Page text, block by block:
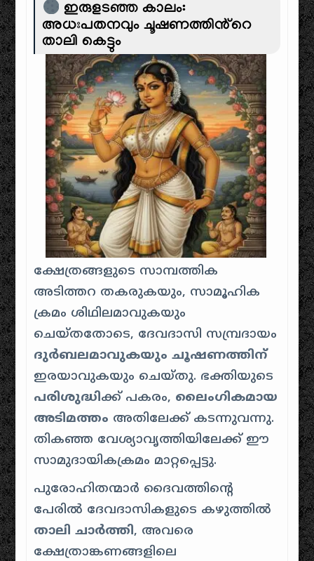
ഇരുളടഞ്ഞ കാലം:
അധഃപതനവും ചൂഷണത്തിൻ്റെ
താലി കെട്ടും
ക്ഷേത്രങ്ങളുടെ സാമ്പത്തിക
അടിത്തറ തകരുകയും, സാമൂഹിക
ക്രമം ശിഥിലമാവുകയും
ചെയ്തതോടെ, ദേവദാസി സമ്പ്രദായം
ദുർബലമാവുകയും ചൂഷണത്തിന്
ഇരയാവുകയും ചെയ്തു. ഭക്തിയുടെ
പരിശുദ്ധിക്ക് പകരം, ലൈംഗികമായ
അടിമത്തം അതിലേക്ക് കടന്നുവന്നു.
തികഞ്ഞ വേശ്യാവൃത്തിയിലേക്ക് ഈ
സാമുദായികക്രമം മാറ്റപ്പെട്ടു.
പുരോഹിതന്മാർ ദൈവത്തിൻ്റെ
പേരിൽ ദേവദാസികളുടെ കഴുത്തിൽ
താലി ചാർത്തി, അവരെ
ക്ഷേത്രാങ്കണങ്ങളിലെ